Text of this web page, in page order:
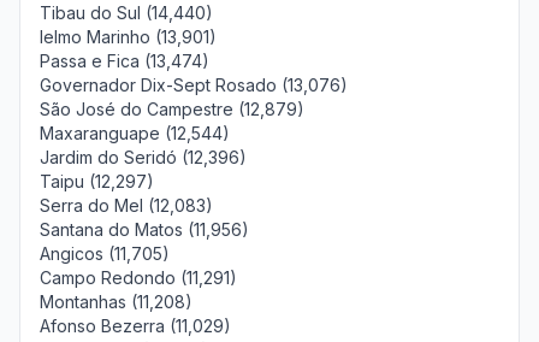
Tibau do Sul (14,440)
Ielmo Marinho (13,901)
Passa e Fica (13,474)
Governador Dix-Sept Rosado (13,076)
São José do Campestre (12,879)
Maxaranguape (12,544)
Jardim do Seridó (12,396)
Taipu (12,297)
Serra do Mel (12,083)
Santana do Matos (11,956)
Angicos (11,705)
Campo Redondo (11,291)
Montanhas (11,208)
Afonso Bezerra (11,029)